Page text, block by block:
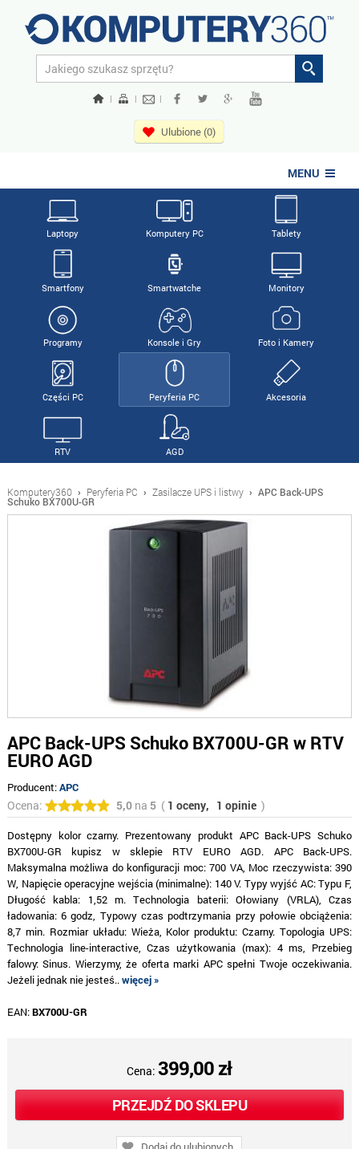
| | |
Ulubione (0)
MENU
Laptopy Komputery PC Tablety
Smartfony Smartwatche Monitory
Programy Konsole i Gry Foto i Kamery
Części PC Peryferia PC Akcesoria
RTV AGD
Komputery360 › Peryferia PC › Zasilacze UPS i listwy › APC Back-UPS
Schuko BX700U-GR
APC Back-UPS Schuko BX700U-GR w RTV
EURO AGD
Producent:APC
Ocena: 5,0na 5( 1 oceny, 1 opinie )
Dostępny kolor czarny. Prezentowany produkt APC Back-UPS Schuko
BX700U-GR kupisz w sklepie RTV EURO AGD. APC Back-UPS.
Maksymalna możliwa do konfiguracji moc: 700 VA, Moc rzeczywista: 390
W, Napięcie operacyjne wejścia (minimalne): 140 V. Typy wyjść AC: Typu F,
Długość kabla: 1,52 m. Technologia baterii: Ołowiany (VRLA), Czas
ładowania: 6 godz, Typowy czas podtrzymania przy połowie obciążenia:
8,7 min. Rozmiar układu: Wieża, Kolor produktu: Czarny. Topologia UPS:
Technologia line-interactive, Czas użytkowania (max): 4 ms, Przebieg
falowy: Sinus. Wierzymy, że oferta marki APC spełni Twoje oczekiwania.
Jeżeli jednak nie jesteś..więcej »
EAN:BX700U-GR
Cena:399,00 zł
PRZEJDŹ DO SKLEPU